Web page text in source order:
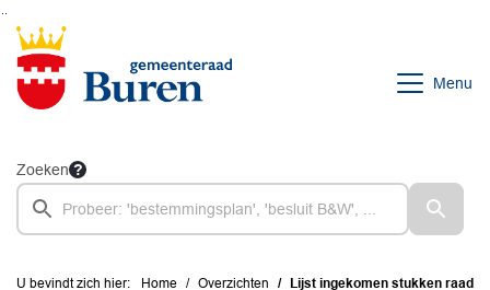
Ga naar de inhoud van deze pagina
Ga naar het zoeken
Ga naar het menu
Menu
Zoeken
U bevindt zich hier: Home Overzichten Lijst ingekomen stukken raad